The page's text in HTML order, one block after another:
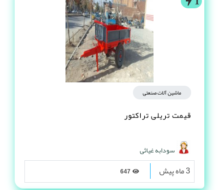
ماشین آلات صنعتی
قیمت تریلی تراکتور
سودابه غیاثی
3 ماه پیش